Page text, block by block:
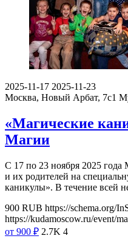
2025-11-17 2025-11-23
Москва, Новый Арбат, 7с1
«Магические
Магии
С 17 по 23 ноября 2025
и их родителей на
каникулы». В течение всей
900 RUB https://schema.org/
https://kudamoscow.ru/event/
от 900 ₽ 2.7K 4